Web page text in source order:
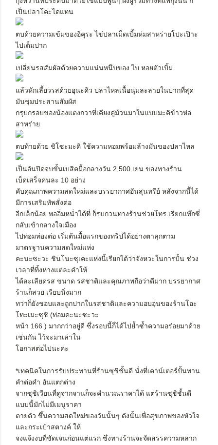
เป็นปลาโคะไดแทน
ตบด้วยความเข้มของอิคุระ ไข่ปลาเม็ดเบิ้มห่มสาหร่ายโปะเป๊าะ
ไปเต็มปาก
เปลี่ยนรสสัมผัสด้วยความแน่นหนึบของ ไบ หอยตัวเบิ้ม
แล้วหักเลี้ยวรสด้วยอุนะคิว ปลาไหลเนื้อนุ่มละลายในปากที่สุด
มันชุ่มประสานสัมผัส
กรุบกรอบของน้องแตงกวาที่เคียงคู่ม้วนมาในแบบมะคิข้าวห่อ
สาหร่าย
ตบท้ายด้วย ชิโซะมะคิ ใช้ความหอมพร้อมล้างมันของปลาไหล
เป็นอันปิดจบขั้นเบสิคมื้อกลางวัน 2,500 เยน ของทางร้าน
เบ็ดเสร็จคนละ 10 อย่าง
คับคุณภาพความสดใหม่และบรรยากาศอันสุนทรีย์ หลังจากนี้ได้
มีการเสริมทัพสั่งต่อ
อีกเล็กน้อย พออิ่มหน่ำได้ที่ ก็รบกวนทางร้านช่วยโทร.เรียกแท๊กซี่
กลับเข้ากลางใจเมือง
ไปท่อมท่องต่อ เริ่มต้นมื้อแรกของทริปได้อย่างตาลุกตาม
มาตรฐานความสดใหม่แห่ง
คะนะซะวะ ชินโนะซุเคะแห่งนี้เรียกได้ว่าจังหวะในการปั้น ช่วง
เวลาที่ทิ้งห่างแต่ละคำให้
ได้ละเลียดรส ขนาด รสชาติและคุณภาพถือว่าดีมาก บรรยากาศ
ร้านก็สวย เรียบนิ่งมาก
ทว่าก็ยังชอบและถูกปากในรสชาติและความอบอุ่นของร้านโอะ
โทะเมะซุชิ (ท่อมคะนะซะวะ
หน้า 166 ) มากกว่าอยู่ดี ซึ่งรอบนี้ก็ได้ไปย้ำซ้ำความอร่อยมาด้วย
เช่นกัน ไว้จะมาเล่าใน
โอกาสต่อไปนะค่ะ
*เทคนิคในการรับประทานที่ร้านซุชิชั้นดี นั่งที่เคาน์เตอร์ปั้นทาน
คำต่อคำ อันแตกต่าง
จากซุชิเวียนที่ดูจากจานก็จะคำนวณราคาได้ แต่ร้านซุชิชั้นดี
แบบนี้มักไม่มีเมนูราคา
ตายตัว ขึ้นความสดใหม่ของวันนั้นๆ ดังนั้นเพื่อสุขภาพของหัวใจ
และกระเป๋าสตางค์ ให้
จงแจ้งงบที่ชัดเจนก่อนแต่แรก ซึ่งทางร้านจะจัดสรรความหลาก